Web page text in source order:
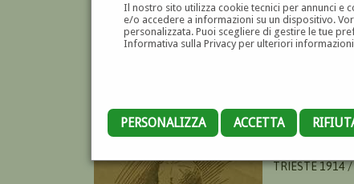
Il nostro sito utilizza cookie tecnici per annunci e
e/o accedere a informazioni su un dispositivo.
personalizzata. Puoi scegliere di gestire le tue
Informativa sulla Privacy per ulteriori
PERSONALIZZA ACCETTA
RINALDO BURATTIN
TRIESTE 1914